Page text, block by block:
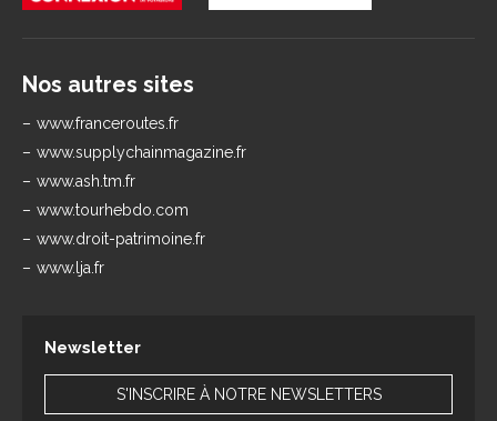
Nos autres sites
www.franceroutes.fr
www.supplychainmagazine.fr
www.ash.tm.fr
www.tourhebdo.com
www.droit-patrimoine.fr
www.lja.fr
Newsletter
S'INSCRIRE À NOTRE NEWSLETTERS